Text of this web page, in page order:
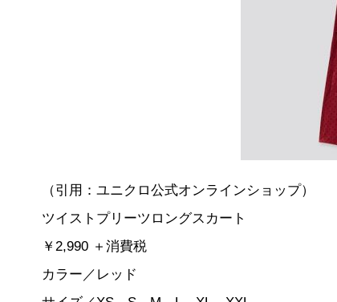
（引用：ユニクロ公式オンラインショップ）
ツイストプリーツロングスカート
￥2,990 ＋消費税
カラー／レッド